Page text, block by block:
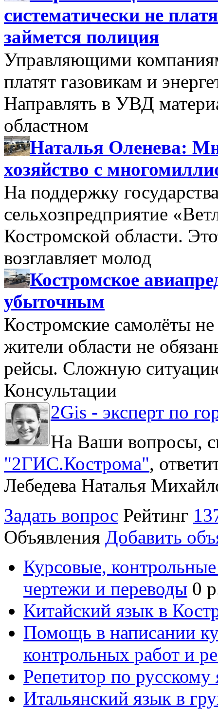
систематически не
займется полиция
Управляющими
платят газовикам и
Направлять в УВД
областном
Наталья Оленева:
хозяйство с
На поддержку
сельхозпредприятие
Костромской области.
возглавляет молод
Костромское
убыточным
Костромские самолёты
жители области не
рейсы. Сложную
Консультации
2Gis - эксперт по
На Ваши вопросы,
"2ГИС.Кострома",
Лебедева Наталья
Задать вопрос Рейтинг
Объявления Добавить
Курсовые,
чертежи и переводы 0
Китайский язык в
Помощь в написании
контрольных работ и
Репетитор по русскому
Итальянский язык в